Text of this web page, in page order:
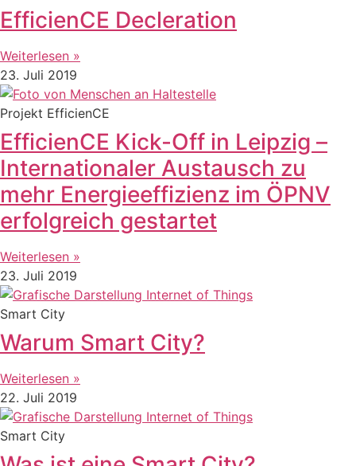
EfficienCE Decleration
Weiterlesen »
23. Juli 2019
Projekt EfficienCE
EfficienCE Kick-Off in Leipzig –
Internationaler Austausch zu
mehr Energieeffizienz im ÖPNV
erfolgreich gestartet
Weiterlesen »
23. Juli 2019
Smart City
Warum Smart City?
Weiterlesen »
22. Juli 2019
Smart City